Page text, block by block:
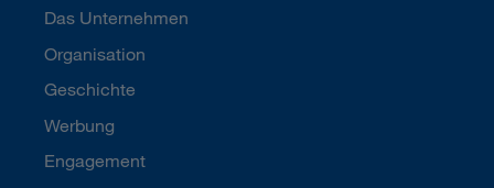
Das Unternehmen
Organisation
Geschichte
Werbung
Engagement